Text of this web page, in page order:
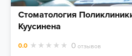
Стоматология
Куусинена
0.0 0 отзывов